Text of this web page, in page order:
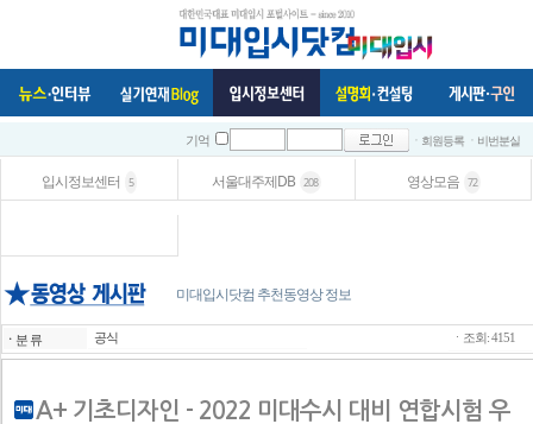
기억 ㆍ회원등록 ㆍ비번분실
입시정보센터 5 서울대주제DB 208 영상모음 72
미대입시닷컴 추천동영상 정보
ㆍ 분 류 공식 ㆍ조회: 4151
A+ 기초디자인 - 2022 미대수시 대비 연합시험 우